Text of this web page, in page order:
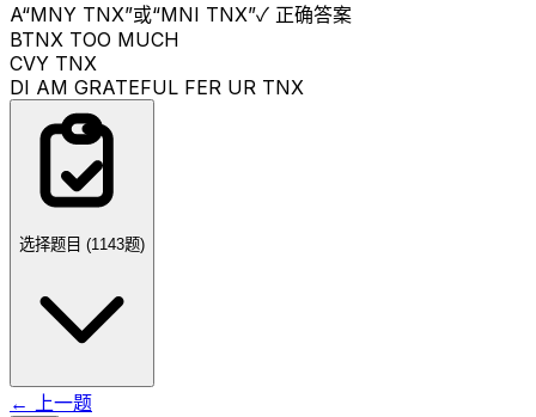
A“MNY TNX”或“MNI TNX”✓ 正确答案
BTNX TOO MUCH
CVY TNX
DI AM GRATEFUL FER UR TNX
选择题目 (1143题)
← 上一题